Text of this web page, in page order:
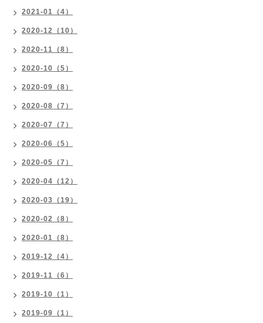
2021-01（4）
2020-12（10）
2020-11（8）
2020-10（5）
2020-09（8）
2020-08（7）
2020-07（7）
2020-06（5）
2020-05（7）
2020-04（12）
2020-03（19）
2020-02（8）
2020-01（8）
2019-12（4）
2019-11（6）
2019-10（1）
2019-09（1）